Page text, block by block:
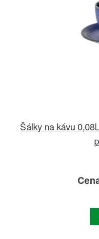
Šálky na kávu